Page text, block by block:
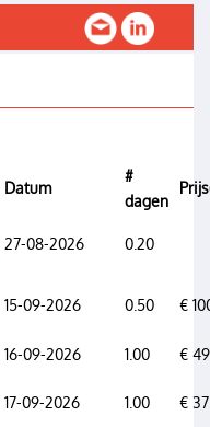
Datum
#
dagen
27-08-2026 0.20
15-09-2026 0.50 €
16-09-2026 1.00 €
17-09-2026 1.00 €